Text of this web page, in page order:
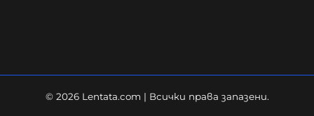
© 2026 Lentata.com | Всички права запазени.